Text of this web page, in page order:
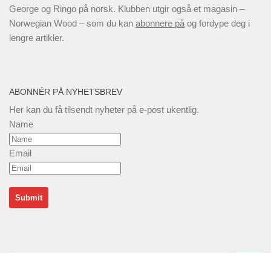
George og Ringo på norsk. Klubben utgir også et magasin –
Norwegian Wood – som du kan abonnere på og fordype deg i
lengre artikler.
ABONNÉR PÅ NYHETSBREV
Her kan du få tilsendt nyheter på e-post ukentlig.
Name
Email